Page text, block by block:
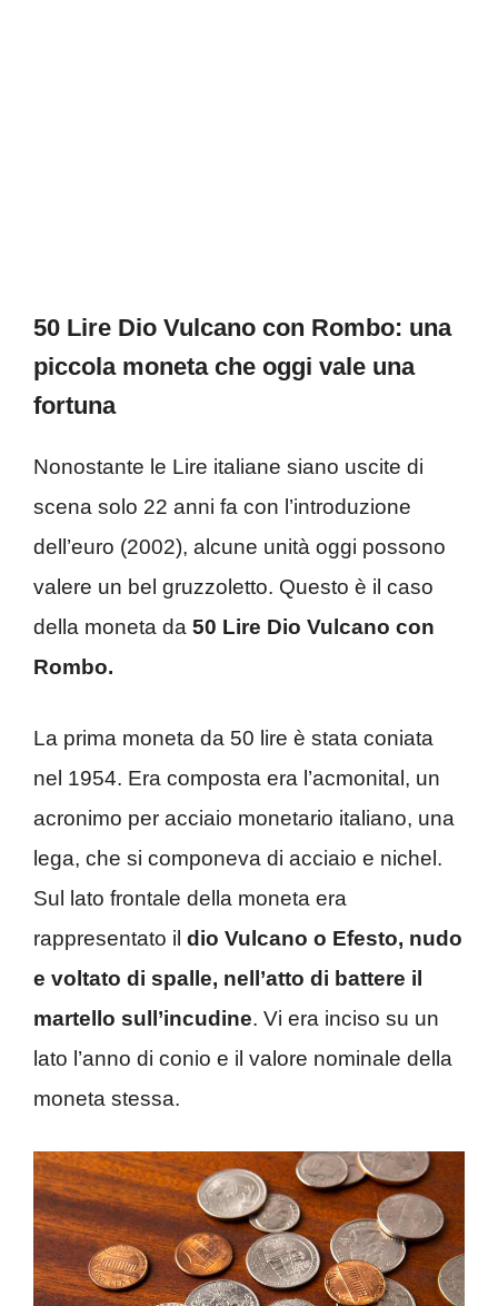
50 Lire Dio Vulcano con Rombo: una
piccola moneta che oggi vale una
fortuna
Nonostante le Lire italiane siano uscite di
scena solo 22 anni fa con l’introduzione
dell’euro (2002), alcune unità oggi possono
valere un bel gruzzoletto. Questo è il caso
della moneta da 50 Lire Dio Vulcano con
Rombo.
La prima moneta da 50 lire è stata coniata
nel 1954. Era composta era l’acmonital, un
acronimo per acciaio monetario italiano, una
lega, che si componeva di acciaio e nichel.
Sul lato frontale della moneta era
rappresentato il dio Vulcano o Efesto, nudo
e voltato di spalle, nell’atto di battere il
martello sull’incudine. Vi era inciso su un
lato l’anno di conio e il valore nominale della
moneta stessa.